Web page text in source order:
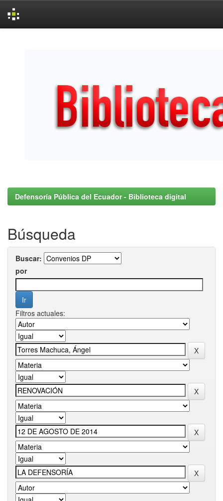
Defensoría Pública del Ecuador - Biblioteca digital
Búsqueda
Buscar:
por
Filtros actuales: